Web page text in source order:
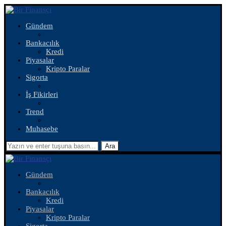
Gündem
Bankacılık
Kredi
Piyasalar
Kripto Paralar
Sigorta
İş Fikirleri
Trend
Muhasebe
Ara
Gündem
Bankacılık
Kredi
Piyasalar
Kripto Paralar